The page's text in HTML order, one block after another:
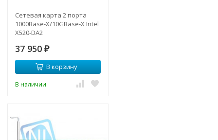
Сетевая карта 2 порта
1000Base-X/10GBase-X Intel
X520-DA2
37 950 ₽
В корзину
В наличии